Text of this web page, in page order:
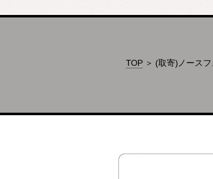
TOP＞ (取寄)ノースフ